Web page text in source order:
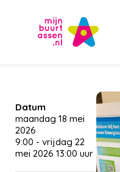
Datum
maandag 18 mei
2026
9:00 - vrijdag 22
mei 2026 13:00